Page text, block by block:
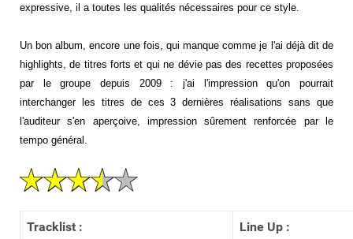
expressive, il a toutes les qualités nécessaires pour ce style.
Un bon album, encore une fois, qui manque comme je l'ai déjà dit de
highlights, de titres forts et qui ne dévie pas des recettes proposées
par le groupe depuis 2009 : j'ai l'impression qu'on pourrait
interchanger les titres de ces 3 dernières réalisations sans que
l'auditeur s'en aperçoive, impression sûrement renforcée par le
tempo général.
Tracklist : Line Up :